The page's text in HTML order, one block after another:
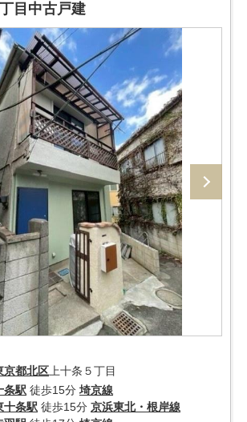
目中古戸建
京都北区 上十条５丁目
条駅 徒歩15分 埼京線
十条駅 徒歩15分 京浜東北・根岸線